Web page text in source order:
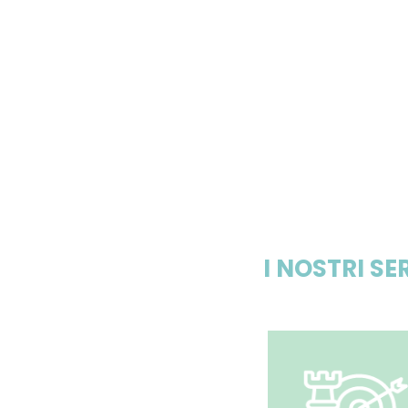
I NOSTRI